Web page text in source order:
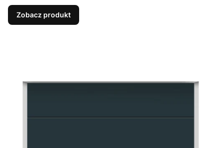
Zobacz produkt